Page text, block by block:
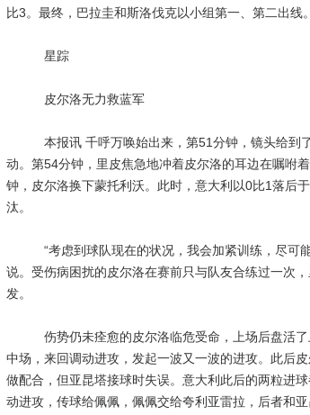
比3。最终，巴拉圭和斯洛伐克以小组第一、第二出线
星踪
皮尔洛无力救蓝军
本报讯 千呼万唤始出来，第51分钟，镜头给到了
动。第54分钟，里皮焦急地冲着皮尔洛的耳边在嘱咐
钟，皮尔洛换下蒙托利沃。此时，意大利以0比1落后
汰。
“考虑到球队现在的状况，我会加紧训练，尽可能
说。受伤病困扰的皮尔洛在赛前只与队友合练过一次
发。
伤势仍未痊愈的皮尔洛临危受命，上场后盘活了
中场，来回调动进攻，发起一波又一波的进攻。此后
做配合，但亚昆塔接球时失误。意大利此后的两粒进
动进攻，传球给佩佩，佩佩交给夸利亚雷拉，后者和